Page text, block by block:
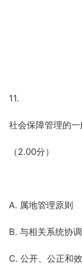
11.
社会保障管理的
（2.00分）
A. 属地管理原则
B. 与相关系统协
C. 公开、公正和